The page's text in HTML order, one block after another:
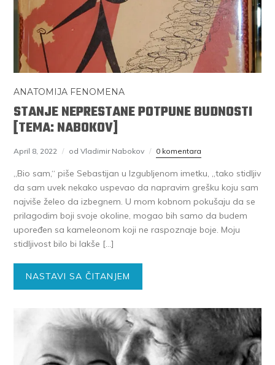
ANATOMIJA FENOMENA
STANJE NEPRESTANE POTPUNE BUDNOSTI
[TEMA: NABOKOV]
April 8, 2022 od Vladimir Nabokov 0 komentara
„Bio sam,“ piše Sebastijan u Izgubljenom imetku, „tako stidljiv
da sam uvek nekako uspevao da napravim grešku koju sam
najviše želeo da izbegnem. U mom kobnom pokušaju da se
prilagodim boji svoje okoline, mogao bih samo da budem
upoređen sa kameleonom koji ne raspoznaje boje. Moju
stidljivost bilo bi lakše […]
NASTAVI SA ČITANJEM